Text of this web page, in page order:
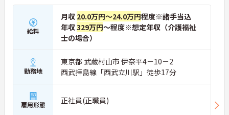
給料
月収 20.0万円～24.0万円程度※諸手当込
年収329万円～程度※想定年収（介護福祉
士の場合）
勤務地
東京都 武蔵村山市 伊奈平4－10－2
西武拝島線「西武立川駅」徒歩17分
雇用形態 正社員(正職員)